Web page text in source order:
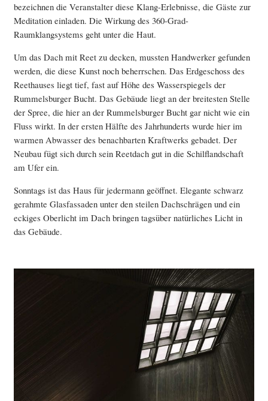
bezeichnen die Veranstalter diese Klang-Erlebnisse, die Gäste zur
Meditation einladen. Die Wirkung des 360-Grad-
Raumklangsystems geht unter die Haut.
Um das Dach mit Reet zu decken, mussten Handwerker gefunden
werden, die diese Kunst noch beherrschen. Das Erdgeschoss des
Reethauses liegt tief, fast auf Höhe des Wasserspiegels der
Rummelsburger Bucht. Das Gebäude liegt an der breitesten Stelle
der Spree, die hier an der Rummelsburger Bucht gar nicht wie ein
Fluss wirkt. In der ersten Hälfte des Jahrhunderts wurde hier im
warmen Abwasser des benachbarten Kraftwerks gebadet. Der
Neubau fügt sich durch sein Reetdach gut in die Schilflandschaft
am Ufer ein.
Sonntags ist das Haus für jedermann geöffnet. Elegante schwarz
gerahmte Glasfassaden unter den steilen Dachschrägen und ein
eckiges Oberlicht im Dach bringen tagsüber natürliches Licht in
das Gebäude.